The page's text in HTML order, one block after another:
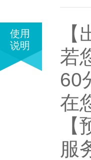
使用
说明
若
60
在
服